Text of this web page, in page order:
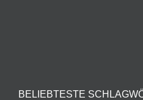
BELIEBTESTE